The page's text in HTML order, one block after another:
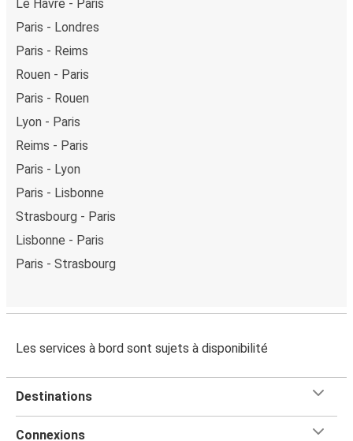
Le Havre - Paris
Paris - Londres
Paris - Reims
Rouen - Paris
Paris - Rouen
Lyon - Paris
Reims - Paris
Paris - Lyon
Paris - Lisbonne
Strasbourg - Paris
Lisbonne - Paris
Paris - Strasbourg
Les services à bord sont sujets à disponibilité
Destinations
Connexions